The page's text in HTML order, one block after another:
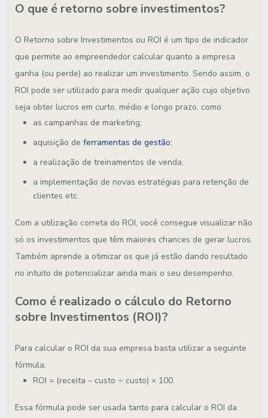
O que é retorno sobre investimentos?
O Retorno sobre Investimentos ou ROI é um tipo de indicador
que permite ao empreendedor calcular quanto a empresa
ganha (ou perde) ao realizar um investimento. Sendo assim, o
ROI pode ser utilizado para medir qualquer ação cujo objetivo
seja obter lucros em curto, médio e longo prazo, como:
as campanhas de marketing;
aquisição de ferramentas de gestão;
a realização de treinamentos de venda;
a implementação de novas estratégias para retenção de
clientes etc.
Com a utilização correta do ROI, você consegue visualizar não
só os investimentos que têm maiores chances de gerar lucros.
Também aprende a otimizar os que já estão dando resultado
no intuito de potencializar ainda mais o seu desempenho.
Como é realizado o cálculo do Retorno
sobre Investimentos (ROI)?
Para calcular o ROI da sua empresa basta utilizar a seguinte
fórmula:
ROI = (receita – custo ÷ custo) × 100.
Essa fórmula pode ser usada tanto para calcular o ROI da